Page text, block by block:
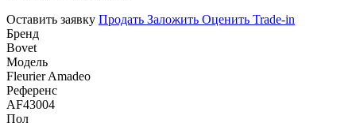
Оставить заявку Продать Заложить Оценить Trade-in
Бренд
Bovet
Модель
Fleurier Amadeo
Референс
AF43004
Пол